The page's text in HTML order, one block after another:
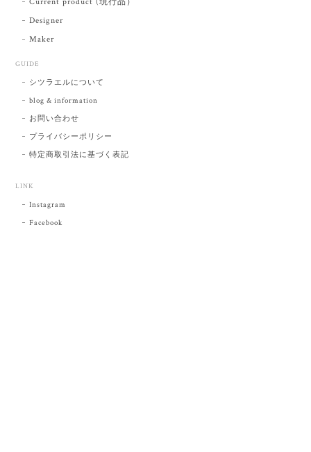
Designer
Maker
GUIDE
シツラエルについて
blog & information
お問い合わせ
プライバシーポリシー
特定商取引法に基づく表記
LINK
Instagram
Facebook